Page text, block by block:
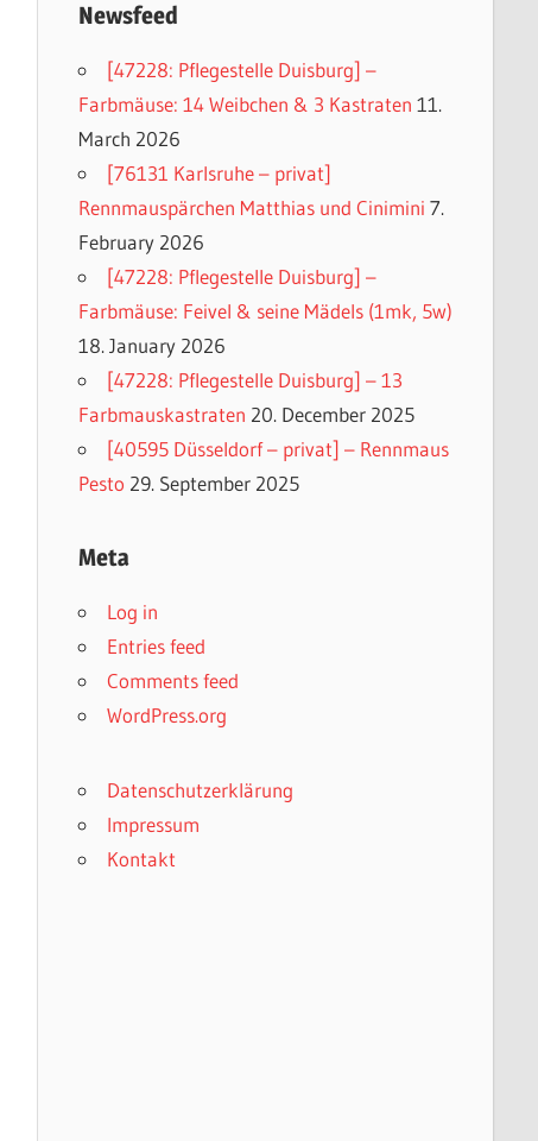
Newsfeed
[47228: Pflegestelle Duisburg] –
Farbmäuse: 14 Weibchen & 3 Kastraten 11.
March 2026
[76131 Karlsruhe – privat]
Rennmauspärchen Matthias und Cinimini 7.
February 2026
[47228: Pflegestelle Duisburg] –
Farbmäuse: Feivel & seine Mädels (1mk, 5w)
18. January 2026
[47228: Pflegestelle Duisburg] – 13
Farbmauskastraten 20. December 2025
[40595 Düsseldorf – privat] – Rennmaus
Pesto 29. September 2025
Meta
Log in
Entries feed
Comments feed
WordPress.org
Datenschutzerklärung
Impressum
Kontakt